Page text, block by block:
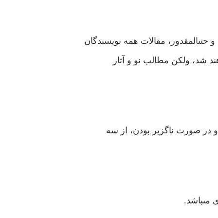
مقالات همه نويسندگان
شد، ولكن مطالب نو و آثار
مى‏باشد.